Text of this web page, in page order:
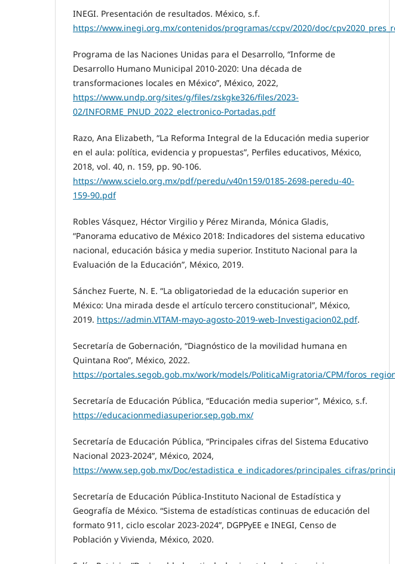
INEGI. Presentación de resultados. México, s.f.
https://www.inegi.org.mx/contenidos/programas/ccpv/2020/doc/
Programa de las Naciones Unidas para el Desarrollo, “Informe de
Desarrollo Humano Municipal 2010-2020: Una década de
transformaciones locales en México”, México, 2022,
https://www.undp.org/sites/g/files/zskgke326/files/2023-
02/INFORME_PNUD_2022_electronico-Portadas.pdf
Razo, Ana Elizabeth, “La Reforma Integral de la Educación media superior
en el aula: política, evidencia y propuestas”, Perfiles educativos, México,
2018, vol. 40, n. 159, pp. 90-106.
https://www.scielo.org.mx/pdf/peredu/v40n159/0185-2698-peredu-40-
159-90.pdf
Robles Vásquez, Héctor Virgilio y Pérez Miranda, Mónica Gladis,
“Panorama educativo de México 2018: Indicadores del sistema educativo
nacional, educación básica y media superior. Instituto Nacional para la
Evaluación de la Educación”, México, 2019.
Sánchez Fuerte, N. E. “La obligatoriedad de la educación superior en
México: Una mirada desde el artículo tercero constitucional”, México,
2019. https://admin.VITAM-mayo-agosto-2019-web-Investigacion02.pdf.
Secretaría de Gobernación, “Diagnóstico de la movilidad humana en
Quintana Roo”, México, 2022.
https://portales.segob.gob.mx/work/models/PoliticaMigratoria/CPM/
Secretaría de Educación Pública, “Educación media superior”, México, s.f.
https://educacionmediasuperior.sep.gob.mx/
Secretaría de Educación Pública, “Principales cifras del Sistema Educativo
Nacional 2023-2024”, México, 2024,
https://www.sep.gob.mx/Doc/estadistica_e_indicadores/principales_cifras/
Secretaría de Educación Pública-Instituto Nacional de Estadística y
Geografía de México. “Sistema de estadísticas continuas de educación del
formato 911, ciclo escolar 2023-2024”, DGPPyEE e INEGI, Censo de
Población y Vivienda, México, 2020.